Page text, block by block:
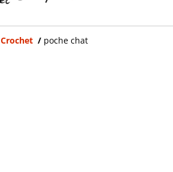
Crochet / poche chat